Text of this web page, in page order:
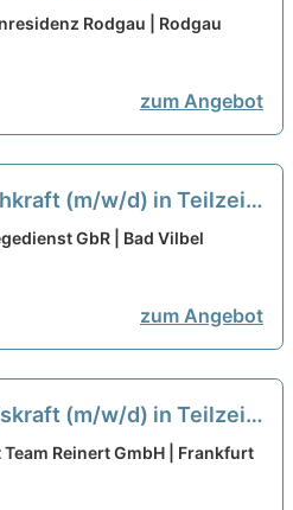
in Teilzeit - Familiär
Rodgau | Rodgau
zum Angebot
(m/w/d) in Teilzeit
besonderer Güte!
GbR | Bad Vilbel
zum Angebot
(m/w/d) in Teilzeit
Sie durchstarten!
Reinert GmbH | Frankfurt